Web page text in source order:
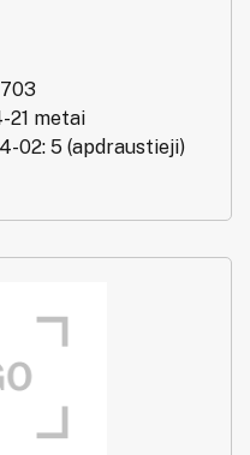
21 metai
02: 5 (apdraustieji)